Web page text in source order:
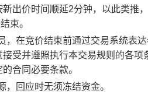
出价时间顺延2分钟，以此类推
束。
，在竞价结束前通过交易系统表
受并遵照执行本交易规则的各
合同必要条款。
，回应时无须冻结资金。